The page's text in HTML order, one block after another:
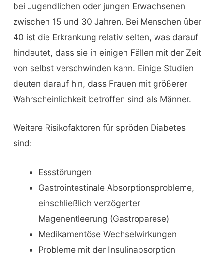
bei Jugendlichen oder jungen Erwachsenen
zwischen 15 und 30 Jahren. Bei Menschen über
40 ist die Erkrankung relativ selten, was darauf
hindeutet, dass sie in einigen Fällen mit der Zeit
von selbst verschwinden kann. Einige Studien
deuten darauf hin, dass Frauen mit größerer
Wahrscheinlichkeit betroffen sind als Männer.
Weitere Risikofaktoren für spröden Diabetes
sind:
Essstörungen
Gastrointestinale Absorptionsprobleme,
einschließlich verzögerter
Magenentleerung (Gastroparese)
Medikamentöse Wechselwirkungen
Probleme mit der Insulinabsorption